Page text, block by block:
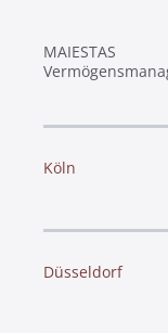
MAIESTAS
Köln
Düsseldorf